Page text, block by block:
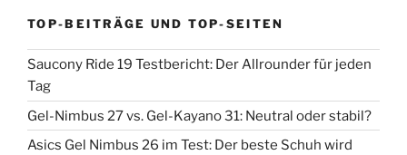
TOP-BEITRÄGE UND TOP-SEITEN
Saucony Ride 19 Testbericht: Der Allrounder für jeden
Tag
Gel-Nimbus 27 vs. Gel-Kayano 31: Neutral oder stabil?
Asics Gel Nimbus 26 im Test: Der beste Schuh wird